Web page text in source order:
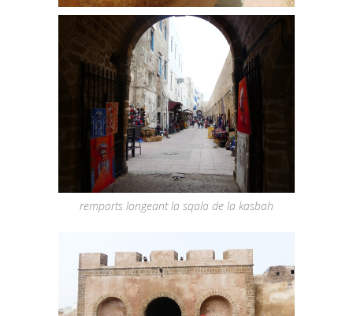
remparts longeant la sqala de la kasbah